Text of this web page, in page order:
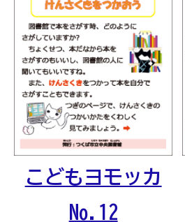
こどもヨモッカ
No.12